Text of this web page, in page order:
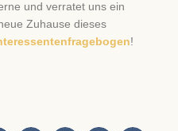
und verratet uns ein
Zuhause dieses
!